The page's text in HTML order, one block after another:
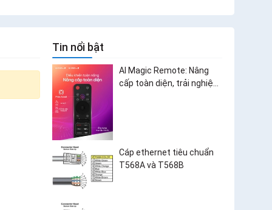
Tin nổi bật
AI Magic Remote: Nâng
cấp toàn diện, trải nghiệm
Cáp ethernet tiêu chuẩn
T568A và T568B